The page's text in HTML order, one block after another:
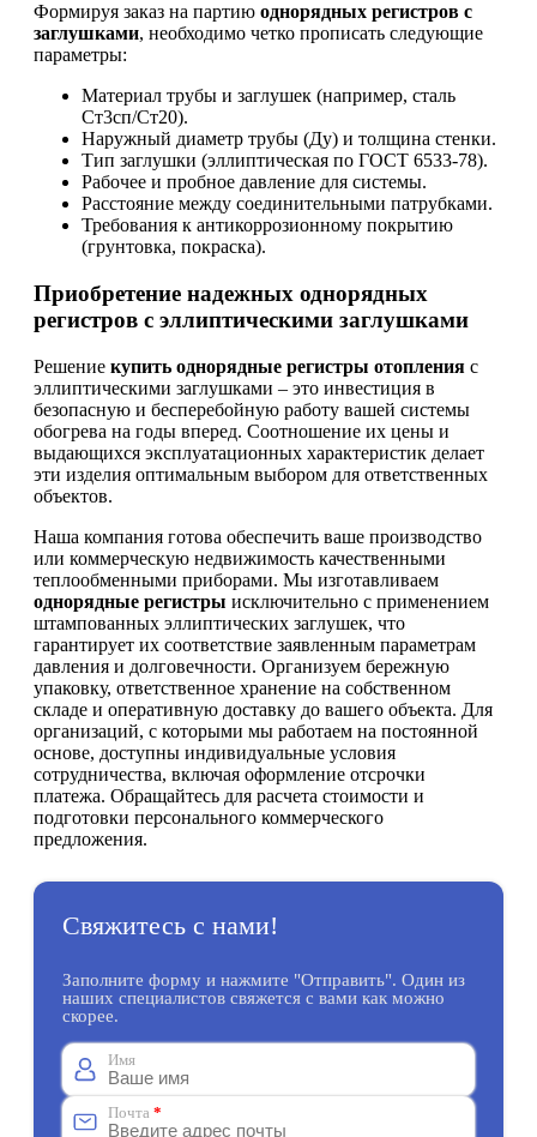
Формируя заказ на партию однорядных регистров с
заглушками, необходимо четко прописать следующие
параметры:
Материал трубы и заглушек (например, сталь
Ст3сп/Ст20).
Наружный диаметр трубы (Ду) и толщина стенки.
Тип заглушки (эллиптическая по ГОСТ 6533-78).
Рабочее и пробное давление для системы.
Расстояние между соединительными патрубками.
Требования к антикоррозионному покрытию
(грунтовка, покраска).
Приобретение надежных однорядных
регистров с эллиптическими заглушками
Решение купить однорядные регистры отопления с
эллиптическими заглушками – это инвестиция в
безопасную и бесперебойную работу вашей системы
обогрева на годы вперед. Соотношение их цены и
выдающихся эксплуатационных характеристик делает
эти изделия оптимальным выбором для ответственных
объектов.
Наша компания готова обеспечить ваше производство
или коммерческую недвижимость качественными
теплообменными приборами. Мы изготавливаем
однорядные регистры исключительно с применением
штампованных эллиптических заглушек, что
гарантирует их соответствие заявленным параметрам
давления и долговечности. Организуем бережную
упаковку, ответственное хранение на собственном
складе и оперативную доставку до вашего объекта. Для
организаций, с которыми мы работаем на постоянной
основе, доступны индивидуальные условия
сотрудничества, включая оформление отсрочки
платежа. Обращайтесь для расчета стоимости и
подготовки персонального коммерческого
предложения.
Свяжитесь с нами!
Заполните форму и нажмите "Отправить". Один из
наших специалистов свяжется с вами как можно
скорее.
Имя
Почта *